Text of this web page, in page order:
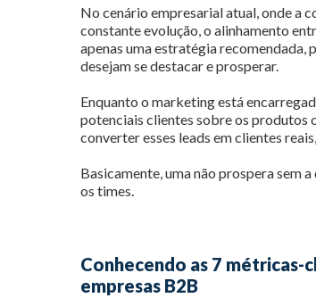
No cenário empresarial atual, onde a
constante evolução, o alinhamento
apenas uma estratégia recomendada,
desejam se destacar e prosperar.
Enquanto o marketing está
potenciais clientes sobre os produtos
converter esses leads em clientes
Basicamente, uma não prospera sem
os times.
Conhecendo as 7 métricas-
empresas B2B